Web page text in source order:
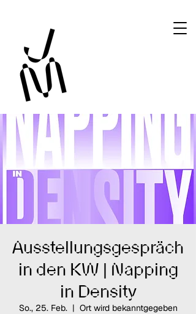
Ausstellungsgespräch
in den KW | Napping
in Density
So., 25. Feb.
  |
Ort wird bekanntgegeben